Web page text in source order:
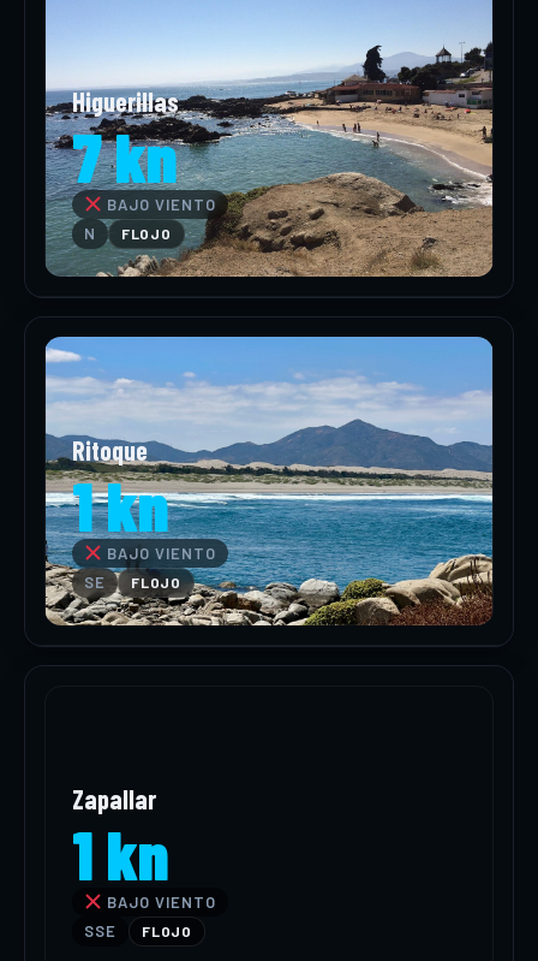
Higuerillas
7 kn
BAJO VIENTO
N
FLOJO
Ritoque
1 kn
BAJO VIENTO
SE
FLOJO
Zapallar
1 kn
BAJO VIENTO
SSE
FLOJO